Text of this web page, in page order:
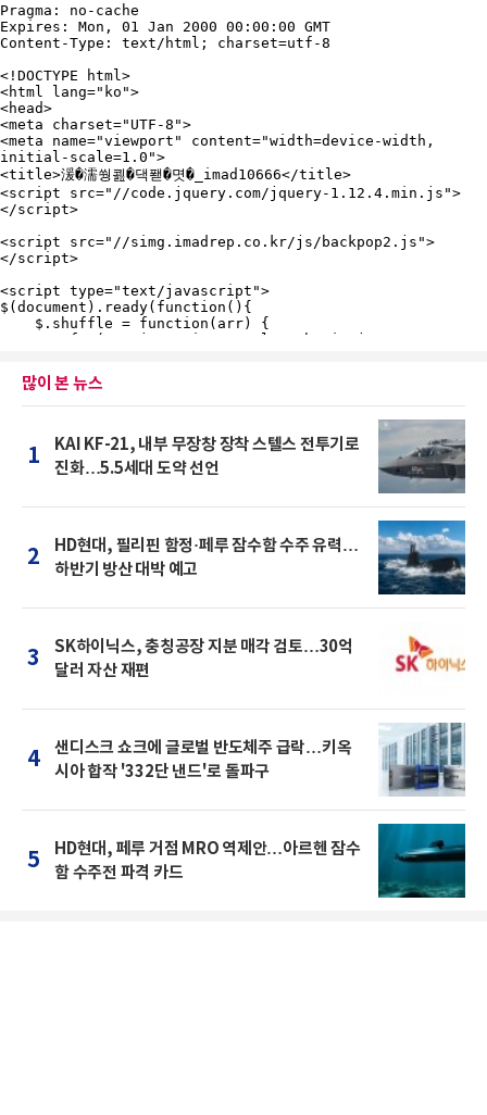
많이 본 뉴스
1
KAI KF-21, 내부 무장창 장착 스텔스 전투기로
진화…5.5세대 도약 선언
2
HD현대, 필리핀 함정·페루 잠수함 수주 유력…
하반기 방산 대박 예고
3
SK하이닉스, 충칭공장 지분 매각 검토…30억
달러 자산 재편
4
샌디스크 쇼크에 글로벌 반도체주 급락…키옥
시아 합작 '332단 낸드'로 돌파구
5
HD현대, 페루 거점 MRO 역제안…아르헨 잠수
함 수주전 파격 카드